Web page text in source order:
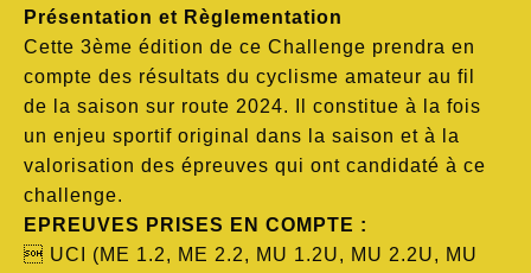
Présentation et Règlementation
Cette 3ème édition de ce Challenge prendra en
compte des résultats du cyclisme amateur au fil
de la saison sur route 2024. Il constitue à la fois
un enjeu sportif original dans la saison et à la
valorisation des épreuves qui ont candidaté à ce
challenge.
EPREUVES PRISES EN COMPTE :
 UCI (ME 1.2, ME 2.2, MU 1.2U, MU 2.2U, MU